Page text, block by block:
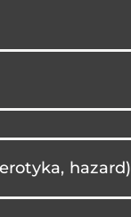
hazard)